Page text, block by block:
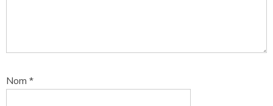
Nom *